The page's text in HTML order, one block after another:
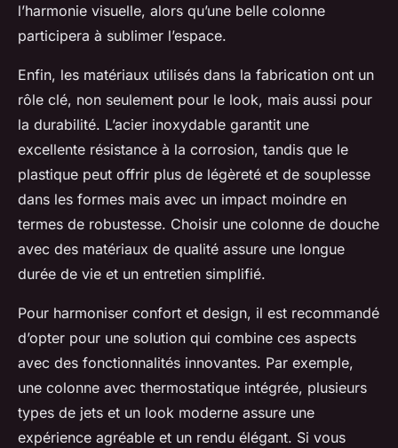
l’harmonie visuelle, alors qu’une belle colonne
participera à sublimer l’espace.
Enfin, les matériaux utilisés dans la fabrication ont un
rôle clé, non seulement pour le look, mais aussi pour
la durabilité. L’acier inoxydable garantit une
excellente résistance à la corrosion, tandis que le
plastique peut offrir plus de légèreté et de souplesse
dans les formes mais avec un impact moindre en
termes de robustesse. Choisir une colonne de douche
avec des matériaux de qualité assure une longue
durée de vie et un entretien simplifié.
Pour harmoniser confort et design, il est recommandé
d’opter pour une solution qui combine ces aspects
avec des fonctionnalités innovantes. Par exemple,
une colonne avec thermostatique intégrée, plusieurs
types de jets et un look moderne assure une
expérience agréable et un rendu élégant. Si vous